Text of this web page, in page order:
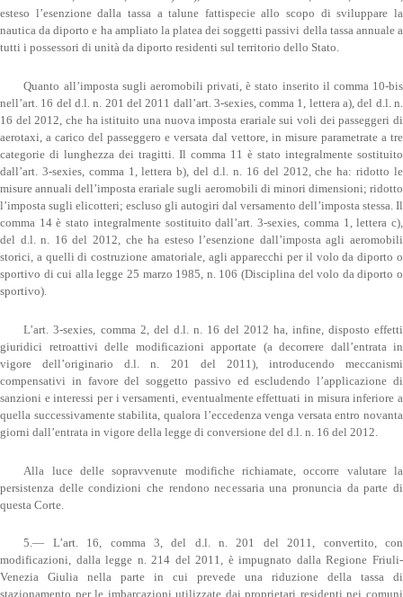
esteso l’esenzione dalla tassa a talune fattispecie allo scopo di sviluppare la
nautica da diporto e ha ampliato la platea dei soggetti passivi della tassa annuale a
tutti i possessori di unità da diporto residenti sul territorio dello Stato.
Quanto all’imposta sugli aeromobili privati, è stato inserito il comma 10-bis
nell’art. 16 del d.l. n. 201 del 2011 dall’art. 3-sexies, comma 1, lettera a), del d.l. n.
16 del 2012, che ha istituito una nuova imposta erariale sui voli dei passeggeri di
aerotaxi, a carico del passeggero e versata dal vettore, in misure parametrate a tre
categorie di lunghezza dei tragitti. Il comma 11 è stato integralmente sostituito
dall’art. 3-sexies, comma 1, lettera b), del d.l. n. 16 del 2012, che ha: ridotto le
misure annuali dell’imposta erariale sugli aeromobili di minori dimensioni; ridotto
l’imposta sugli elicotteri; escluso gli autogiri dal versamento dell’imposta stessa. Il
comma 14 è stato integralmente sostituito dall’art. 3-sexies, comma 1, lettera c),
del d.l. n. 16 del 2012, che ha esteso l’esenzione dall’imposta agli aeromobili
storici, a quelli di costruzione amatoriale, agli apparecchi per il volo da diporto o
sportivo di cui alla legge 25 marzo 1985, n. 106 (Disciplina del volo da diporto o
sportivo).
L’art. 3-sexies, comma 2, del d.l. n. 16 del 2012 ha, infine, disposto effetti
giuridici retroattivi delle modificazioni apportate (a decorrere dall’entrata in
vigore dell’originario d.l. n. 201 del 2011), introducendo meccanismi
compensativi in favore del soggetto passivo ed escludendo l’applicazione di
sanzioni e interessi per i versamenti, eventualmente effettuati in misura inferiore a
quella successivamente stabilita, qualora l’eccedenza venga versata entro novanta
giorni dall’entrata in vigore della legge di conversione del d.l. n. 16 del 2012.
Alla luce delle sopravvenute modifiche richiamate, occorre valutare la
persistenza delle condizioni che rendono necessaria una pronuncia da parte di
questa Corte.
5.— L’art. 16, comma 3, del d.l. n. 201 del 2011, convertito, con
modificazioni, dalla legge n. 214 del 2011, è impugnato dalla Regione Friuli-
Venezia Giulia nella parte in cui prevede una riduzione della tassa di